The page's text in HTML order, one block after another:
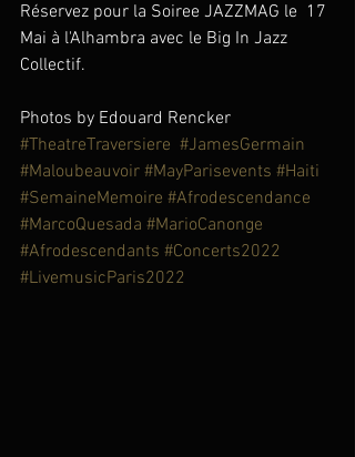
Réservez pour la Soiree JAZZMAG le  17
Mai à l'Alhambra avec le Big In Jazz
Collectif.
Photos by Edouard Rencker
#TheatreTraversiere #JamesGermain
#Maloubeauvoir #MayParisevents #Haiti
#SemaineMemoire #Afrodescendance
#MarcoQuesada #MarioCanonge
#Afrodescendants #Concerts2022
#LivemusicParis2022